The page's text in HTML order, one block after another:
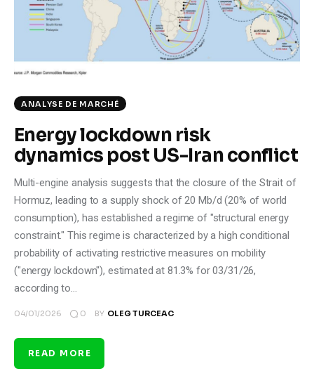
Climate
Markets
Shop
ANALYSE DE MARCHÉ
Energy lockdown risk
dynamics post US-Iran conflict
Multi-engine analysis suggests that the closure of the Strait of
Hormuz, leading to a supply shock of 20 Mb/d (20% of world
consumption), has established a regime of "structural energy
constraint." This regime is characterized by a high conditional
probability of activating restrictive measures on mobility
("energy lockdown"), estimated at 81.3% for 03/31/26,
according to…
04/01/2026 0 BY OLEG TURCEAC
READ MORE